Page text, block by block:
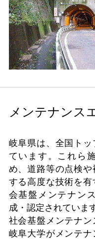
メンテナンス
岐阜県は、全国ト
ています。これら
め、道路等の点検
する高度な技術を
会基盤メンテナン
成・認定されています
社会基盤メンテナン
岐阜大学がメンテ